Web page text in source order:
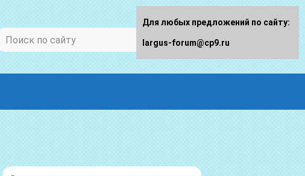
Для любых предложений по сайту:
largus-forum@cp9.ru